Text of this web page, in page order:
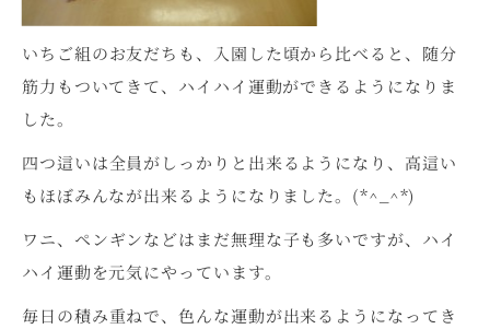
いちご組のお友だちも、入園した頃から比べると、随分
筋力もついてきて、ハイハイ運動ができるようになりま
した。
四つ這いは全員がしっかりと出来るようになり、高這い
もほぼみんなが出来るようになりました。(*^_^*)
ワニ、ペンギンなどはまだ無理な子も多いですが、ハイ
ハイ運動を元気にやっています。
毎日の積み重ねで、色んな運動が出来るようになってき